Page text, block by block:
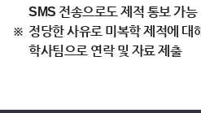
SMS 전송으로도 제적 통보 가능
정당한 사유로 미복학 제적에 대
학사팀으로 연락 및 자료 제출